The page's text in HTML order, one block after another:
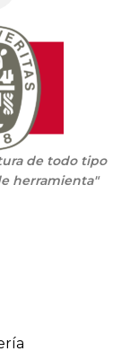
de todo tipo
herramienta"